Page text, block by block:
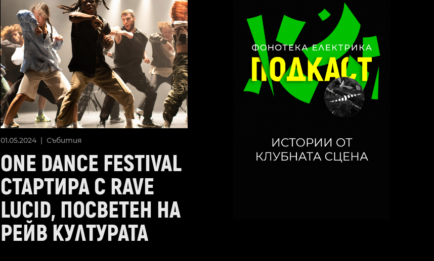
01.05.2024 | Събития
ONE DANCE FESTIVAL
СТАРТИРА С RAVE
LUCID, ПОСВЕТЕН НА
РЕЙВ КУЛТУРАТА